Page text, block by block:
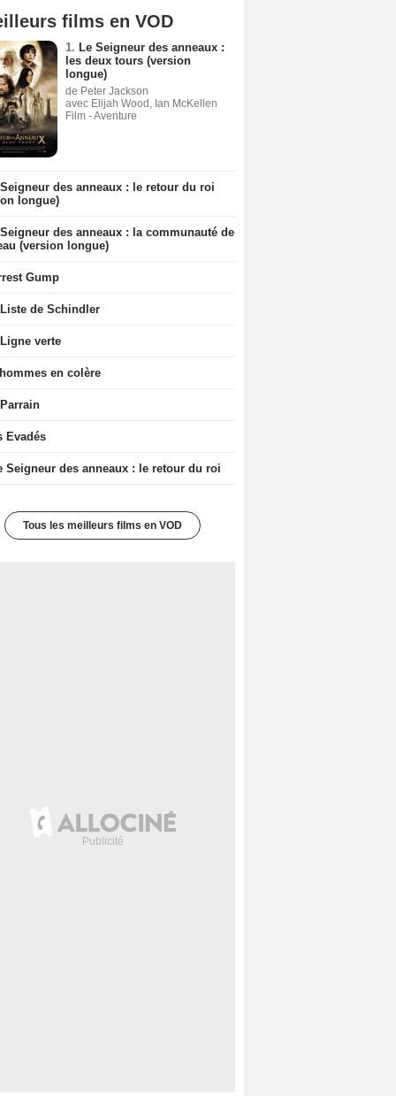
films en VOD
1. Le Seigneur des anneaux :
les deux tours (version
longue)
de Peter Jackson
avec Elijah Wood, Ian McKellen
Film - Aventure
des anneaux : le retour du roi
longue)
des anneaux : la communauté de
(version longue)
Gump
de Schindler
verte
en colère
Evadés
Seigneur des anneaux : le retour du roi
Tous les meilleurs films en VOD